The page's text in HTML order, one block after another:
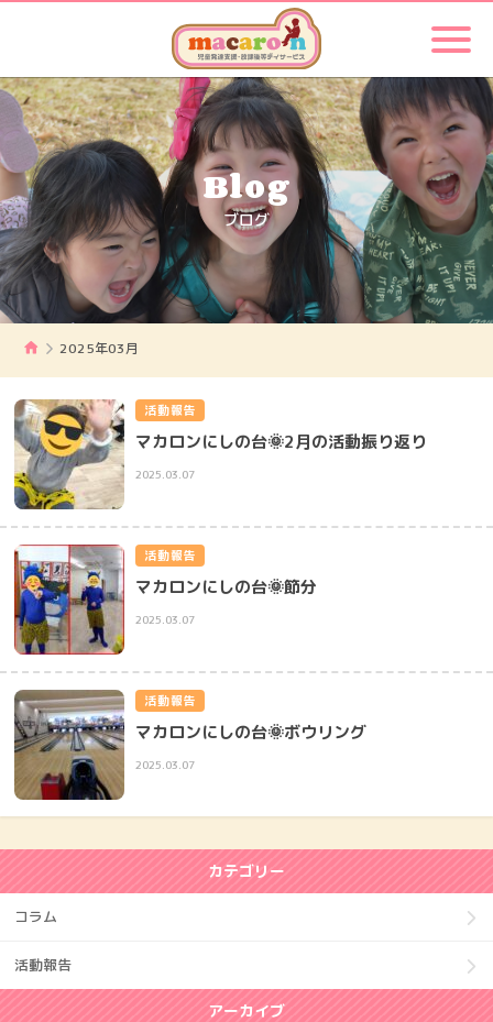
Blog
ブログ
2025年03月
活動報告
マカロンにしの台🌞2月の活動振り返り
2025.03.07
活動報告
マカロンにしの台🌞節分
2025.03.07
活動報告
マカロンにしの台🌞ボウリング
2025.03.07
カテゴリー
コラム
活動報告
アーカイブ